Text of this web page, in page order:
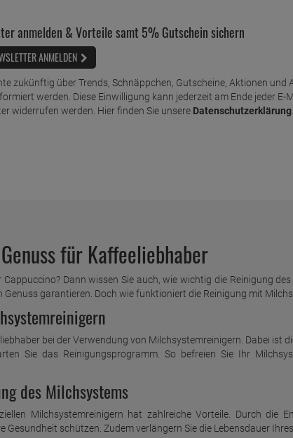
anmelden & Vorteile samt 5% Gutschein sichern
ANMELDEN
zukünftig über Trends, Schnäppchen, Gutscheine, Aktionen und
werden. Diese Einwilligung kann jederzeit am Ende jeder E-
widerrufen werden. Hier finden Sie unsere Datenschutzerklärung.
für Kaffeeliebhaber
Dann wissen Sie auch, wie wichtig die Reinigung
garantieren. Doch wie funktioniert die Reinigung mit
bei der Verwendung von Milchsystemreinigern. Dabei ist
Sie das Reinigungsprogramm. So befreien Sie Ihr
des Milchsystems
Milchsystemreinigern hat zahlreiche Vorteile. Durch die
schützen. Zudem verlängern Sie die Lebensdauer